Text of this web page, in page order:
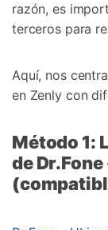
razón, es
terceros para
Aquí, nos
en Zenly con
Método 1:
de